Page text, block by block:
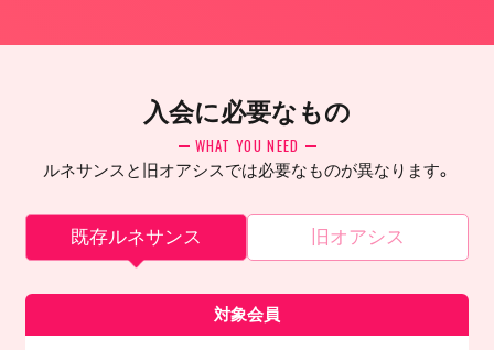
入会に必要なもの
WHAT YOU NEED
ルネサンスと旧オアシスでは必要なものが異なります。
既存ルネサンス 旧オアシス
対象会員